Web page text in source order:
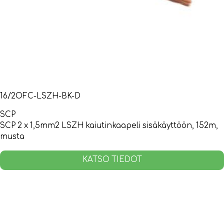
16/2OFC-LSZH-BK-D
SCP
SCP 2 x 1,5mm2 LSZH kaiutinkaapeli sisäkäyttöön, 152m,
musta
KATSO TIEDOT